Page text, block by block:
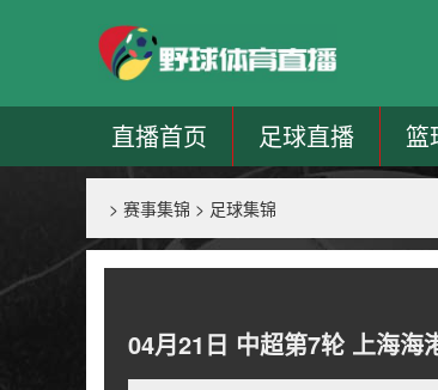
直播首页 足球直播 篮
> 赛事集锦 > 足球集锦
04月21日 中超第7轮 上海